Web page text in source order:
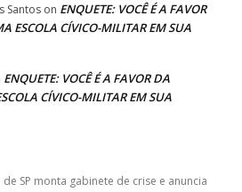
Santos on ENQUETE: VOCÊ É A FAVOR
ESCOLA CÍVICO-MILITAR EM SUA
ENQUETE: VOCÊ É A FAVOR DA
CÍVICO-MILITAR EM SUA